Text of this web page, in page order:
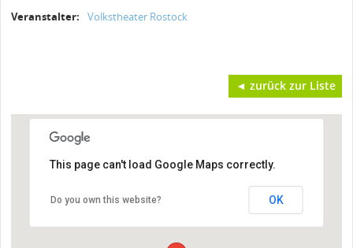
Veranstalter:
Volkstheater Rostock
◄ zurück zur Liste
This page can't load Google Maps correctly.
Do you own this website? OK